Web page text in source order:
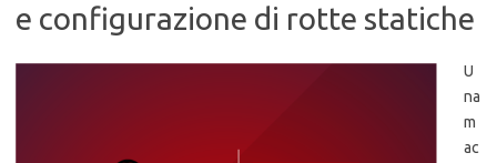
e configurazione di rotte statiche
U
na
m
ac